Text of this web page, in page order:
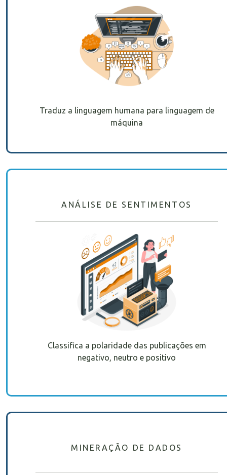
Traduz a linguagem humana para linguagem de
máquina
ANÁLISE DE SENTIMENTOS
Classifica a polaridade das publicações em
negativo, neutro e positivo
MINERAÇÃO DE DADOS